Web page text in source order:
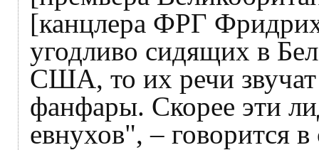
[канцлера ФРГ
угодливо сидящих в
США, то их речи звучат
фанфары. Скорее эти
евнухов", – говорится в